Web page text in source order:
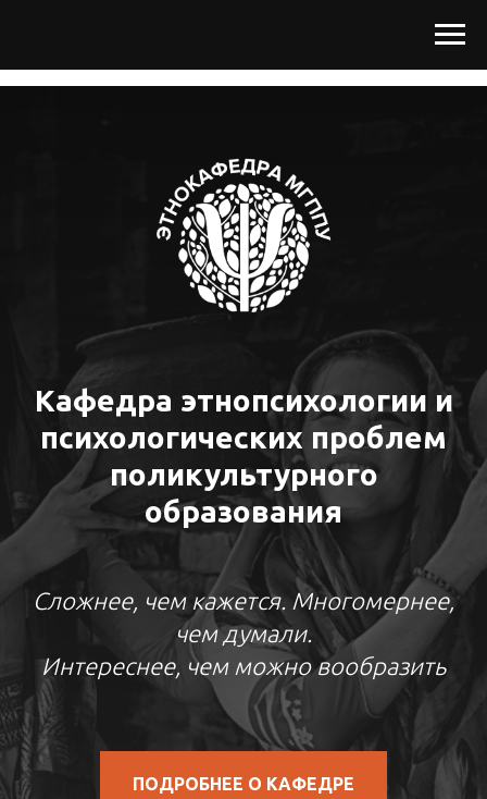
Кафедра этнопсихологии и
психологических проблем
поликультурного
образования
Сложнее, чем кажется. Многомернее,
чем думали.
Интереснее, чем можно вообразить
ПОДРОБНЕЕ О КАФЕДРЕ